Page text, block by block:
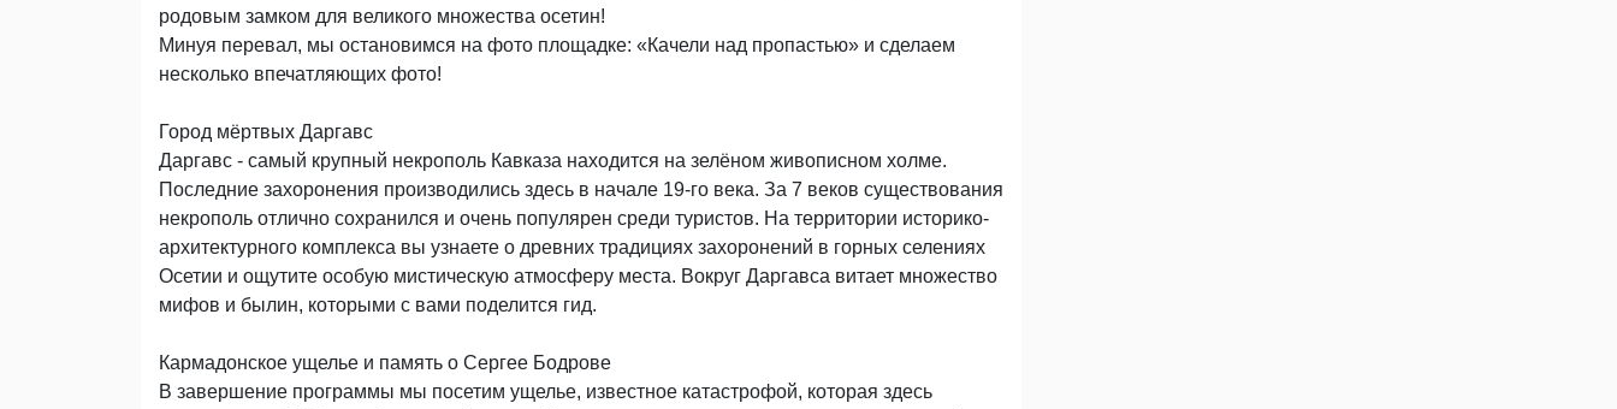
родовым замком для великого множества осетин!
Минуя перевал, мы остановимся на фото площадке: «Качели над пропастью» и сделаем
несколько впечатляющих фото!
Город мёртвых Даргавс
Даргавс - самый крупный некрополь Кавказа находится на зелёном живописном холме.
Последние захоронения производились здесь в начале 19-го века. За 7 веков существования
некрополь отлично сохранился и очень популярен среди туристов. На территории историко-
архитектурного комплекса вы узнаете о древних традициях захоронений в горных селениях
Осетии и ощутите особую мистическую атмосферу места. Вокруг Даргавса витает множество
мифов и былин, которыми с вами поделится гид.
Кармадонское ущелье и память о Сергее Бодрове
В завершение программы мы посетим ущелье, известное катастрофой, которая здесь